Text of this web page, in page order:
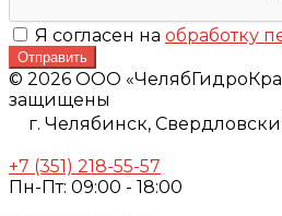
Я согласен на обработку
Отправить
© 2026 ООО
защищены
г. Челябинск,
+7 (351) 218-55-57
Пн-Пт: 09:00 - 18:00